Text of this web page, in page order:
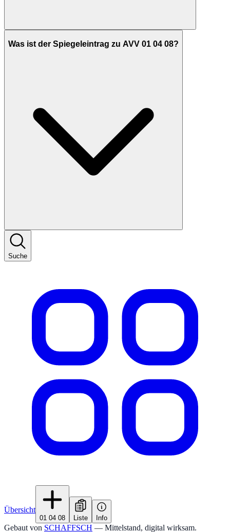
Was ist der Spiegeleintrag zu AVV 01 04 08?
Suche
Übersicht
01 04 08 Liste Info
Gebaut von SCHAFFSCH — Mittelstand, digital wirksam.